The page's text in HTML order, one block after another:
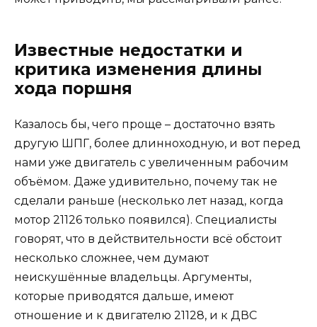
Известные недостатки и
критика изменения длины
хода поршня
Казалось бы, чего проще – достаточно взять
другую ШПГ, более длинноходную, и вот перед
нами уже двигатель с увеличенным рабочим
объёмом. Даже удивительно, почему так не
сделали раньше (несколько лет назад, когда
мотор 21126 только появился). Специалисты
говорят, что в действительности всё обстоит
несколько сложнее, чем думают
неискушённые владельцы. Аргументы,
которые приводятся дальше, имеют
отношение и к двигателю 21128, и к ДВС